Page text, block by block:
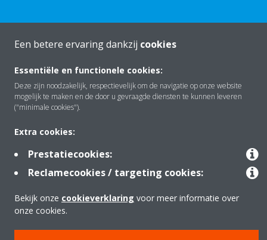
Oplossingen
Een betere ervaring dankzij cookies
Essentiële en functionele cookies:
Deze zijn noodzakelijk, respectievelijk om de navigatie op onze website
mogelijk te maken en de door u gevraagde diensten te kunnen leveren
("minimale cookies").
Extra cookies:
Prestatiecookies:
Reclamecookies / targeting cookies:
Bekijk onze cookieverklaring voor meer informatie over
onze cookies.